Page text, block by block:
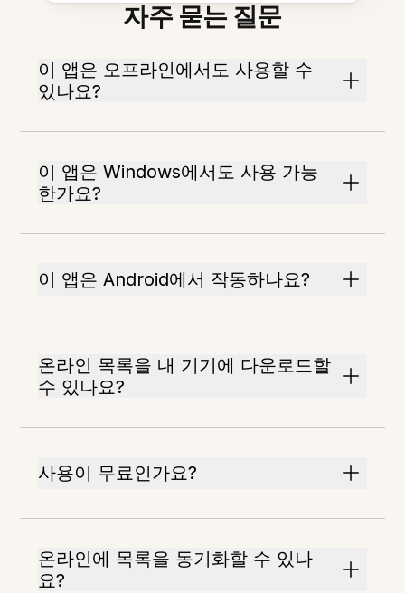
자주 묻는 질문
이 앱은 오프라인에서도 사용할 수
있나요?
이 앱은 Windows에서도 사용 가능
한가요?
이 앱은 Android에서 작동하나요?
온라인 목록을 내 기기에 다운로드할
수 있나요?
사용이 무료인가요?
온라인에 목록을 동기화할 수 있나
요?